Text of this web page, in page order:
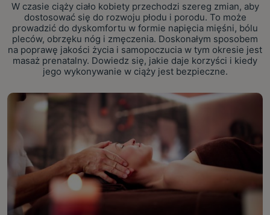
W czasie ciąży ciało kobiety przechodzi szereg zmian, aby
dostosować się do rozwoju płodu i porodu. To może
prowadzić do dyskomfortu w formie napięcia mięśni, bólu
pleców, obrzęku nóg i zmęczenia. Doskonałym sposobem
na poprawę jakości życia i samopoczucia w tym okresie jest
masaż prenatalny. Dowiedz się, jakie daje korzyści i kiedy
jego wykonywanie w ciąży jest bezpieczne.